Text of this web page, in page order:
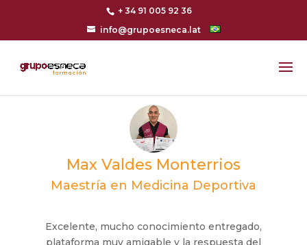
+ 34 91 005 92 36
info@grupoesneca.lat
Max Valdes Monterrios
Maestría en Medicina Deportiva
Excelente, mucho conocimiento entregado,
plataforma muy amigable y la respuesta del